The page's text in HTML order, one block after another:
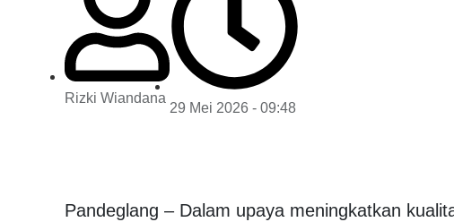
Rizki Wiandana
29 Mei 2026 - 09:48
Pandeglang – Dalam upaya meningkatkan